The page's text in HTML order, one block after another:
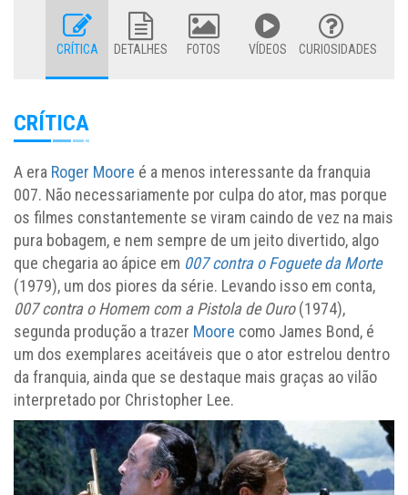
CRÍTICA DETALHES FOTOS VÍDEOS CURIOSIDADES
CRÍTICA
A era Roger Moore é a menos interessante da franquia
007. Não necessariamente por culpa do ator, mas porque
os filmes constantemente se viram caindo de vez na mais
pura bobagem, e nem sempre de um jeito divertido, algo
que chegaria ao ápice em 007 contra o Foguete da Morte
(1979), um dos piores da série. Levando isso em conta,
007 contra o Homem com a Pistola de Ouro(1974),
segunda produção a trazer Moore como James Bond, é
um dos exemplares aceitáveis que o ator estrelou dentro
da franquia, ainda que se destaque mais graças ao vilão
interpretado por Christopher Lee.